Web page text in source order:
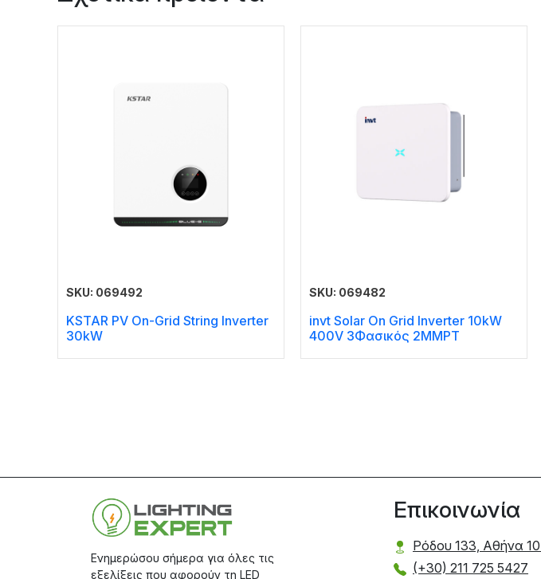
SKU: 069492
KSTAR PV On-Grid String Inverter
30kW
SKU: 069482
invt Solar On Grid Inverter 10kW
400V 3Φασικός 2MMPT
Ενημερώσου σήμερα για όλες τις
εξελίξεις που αφορούν τη LED
Επικοινωνία
Ρόδου 133, Αθήνα
(+30) 211 725 5427